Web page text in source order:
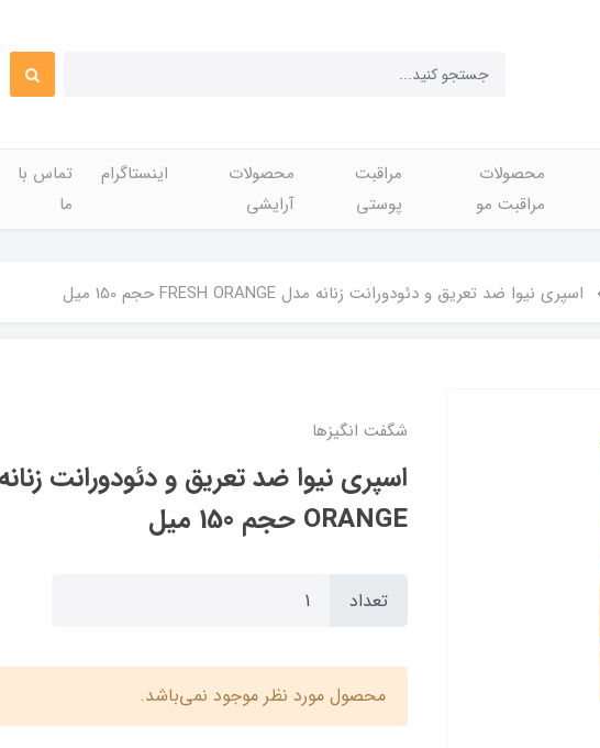
محصولات
مراقبت مو
مراقبت
پوستی
محصولات
آرایشی
اینستاگرام
تماس با
ما
اسپری نیوا ضد تعریق و دئودورانت زنانه مدل FRESH ORANGE حجم 150 میل
شگفت انگيزها
ORANGE حجم 150 میل
تعداد
محصول مورد نظر موجود نمی‌باشد.